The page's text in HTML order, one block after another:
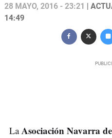
28 MAYO, 2016 - 23:21
|
14:49
LaAsociación Navarra